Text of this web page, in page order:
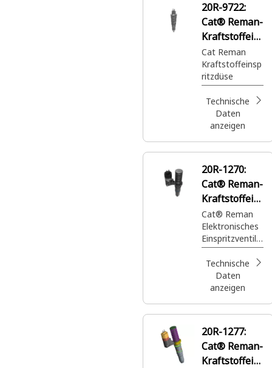
20R-9722:
Cat® Reman-
Kraftstoffein
spritzdüse
Cat Reman
Kraftstoffeinsp
ritzdüse
Technische
Daten
anzeigen
20R-1270:
Cat® Reman-
Kraftstoffein
spritzdüse
Cat® Reman
Elektronisches
Einspritzventil
mit
beschichtetem
Kolben in
Kraftstoffleitun
Technische
Daten
anzeigen
20R-1277:
Cat® Reman-
Kraftstoffein